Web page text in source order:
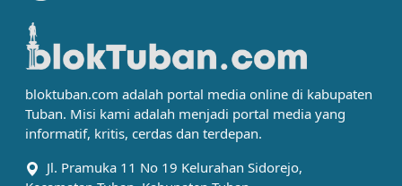
bloktuban.com adalah portal media online di kabupaten
Tuban. Misi kami adalah menjadi portal media yang
informatif, kritis, cerdas dan terdepan.
Jl. Pramuka 11 No 19 Kelurahan Sidorejo,